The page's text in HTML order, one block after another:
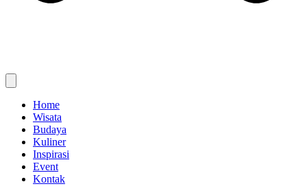
Home
Wisata
Budaya
Kuliner
Inspirasi
Event
Kontak